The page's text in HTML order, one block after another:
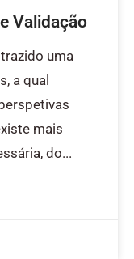
Validação
uma
a qual
mais
do